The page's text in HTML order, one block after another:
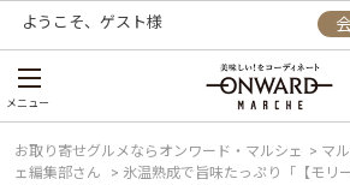
ようこそ、 ゲスト様
メニュー
お取り寄せグルメならオンワード・マルシェ > マ
ェ編集部さん
> 氷温熟成で旨味たっぷり「【モリ